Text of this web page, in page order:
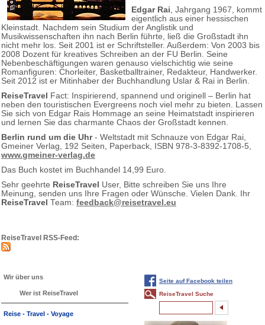
Edgar Rai , Jahrgang 1967, kommt
eigentlich aus einer hessischen
Kleinstadt. Nachdem sein Studium der Anglistik und
Musikwissenschaften ihn nach Berlin führte, ließ die Großstadt ihn
nicht mehr los. Seit 2001 ist er Schriftsteller. Außerdem: Von 2003 bis
2008 Dozent für kreatives Schreiben an der FU Berlin. Seine
Nebenbeschäftigungen waren genauso vielschichtig wie seine
Romanfiguren: Chorleiter, Basketballtrainer, Redakteur, Handwerker.
Seit 2012 ist er Mitinhaber der Buchhandlung Uslar & Rai in Berlin.
ReiseTravel Fact: Inspirierend, spannend und originell – Berlin hat
neben den touristischen Evergreens noch viel mehr zu bieten. Lassen
Sie sich von Edgar Rais Hommage an seine Heimatstadt inspirieren
und lernen Sie das charmante Chaos der Großstadt kennen.
Berlin rund um die Uhr- Weltstadt mit Schnauze von Edgar Rai,
Gmeiner Verlag, 192 Seiten, Paperback, ISBN 978-3-8392-1708-5,
www.gmeiner-verlag.de
Das Buch kostet im Buchhandel 14,99 Euro.
Sehr geehrte ReiseTravel User, Bitte schreiben Sie uns Ihre
Meinung, senden uns Ihre Fragen oder Wünsche. Vielen Dank. Ihr
ReiseTravel Team: feedback@reisetravel.eu
ReiseTravel RSS-Feed:
Wir über uns
Wer ist ReiseTravel
Reise - Travel - Voyage
Seite auf Facebook teilen
ReiseTravel Suche